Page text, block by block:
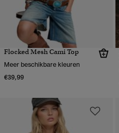
Flocked Mesh Cami Top
Meer beschikbare kleuren
€39,99